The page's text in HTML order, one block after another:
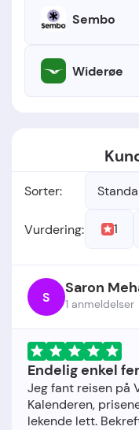
Sembo
Widerøe
Sorter:
Vurdering: 1
S Saron
1 anmeldelser
Endelig enkel
Jeg fant reisen på
Kalenderen,
lekende lett.